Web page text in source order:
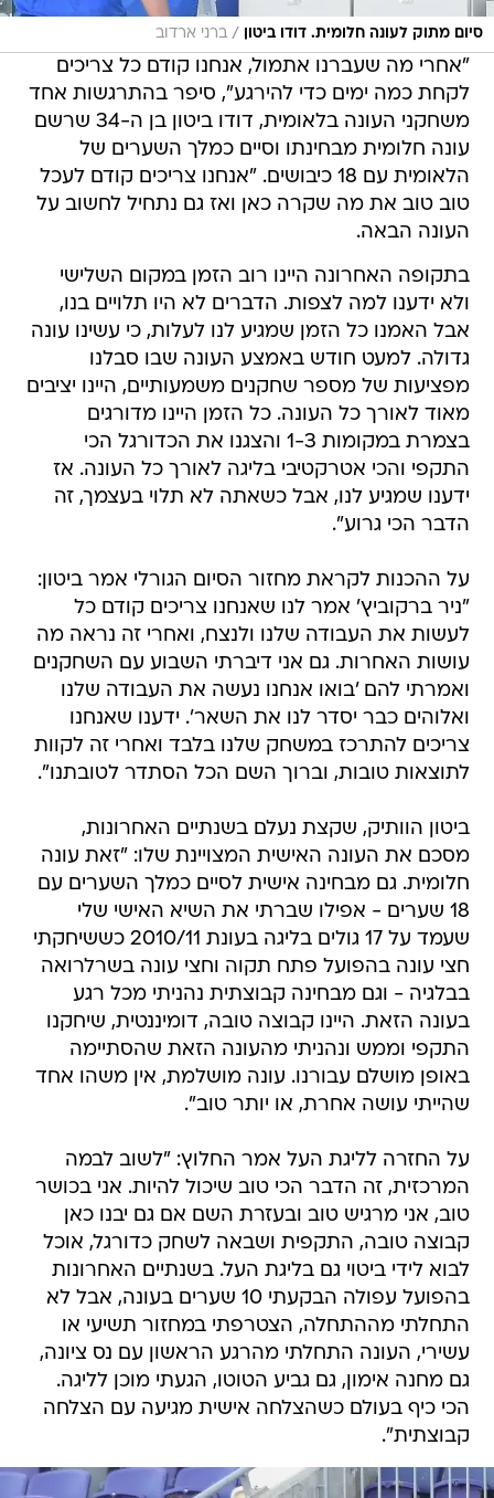
סיום מתוק לעונה חלומית. דודו ביטון / ברני ארדוב
"אחרי מה שעברנו אתמול, אנחנו קודם כל צריכים
לקחת כמה ימים כדי להירגע", סיפר בהתרגשות אחד
משחקני העונה בלאומית, דודו ביטון בן ה-34 שרשם
עונה חלומית מבחינתו וסיים כמלך השערים של
הלאומית עם 18 כיבושים. "אנחנו צריכים קודם לעכל
טוב טוב את מה שקרה כאן ואז גם נתחיל לחשוב על
העונה הבאה.
בתקופה האחרונה היינו רוב הזמן במקום השלישי
ולא ידענו למה לצפות. הדברים לא היו תלויים בנו,
אבל האמנו כל הזמן שמגיע לנו לעלות, כי עשינו עונה
גדולה. למעט חודש באמצע העונה שבו סבלנו
מפציעות של מספר שחקנים משמעותיים, היינו יציבים
מאוד לאורך כל העונה. כל הזמן היינו מדורגים
בצמרת במקומות 1-3 והצגנו את הכדורגל הכי
התקפי והכי אטרקטיבי בליגה לאורך כל העונה. אז
ידענו שמגיע לנו, אבל כשאתה לא תלוי בעצמך, זה
הדבר הכי גרוע".
על ההכנות לקראת מחזור הסיום הגורלי אמר ביטון:
"ניר ברקוביץ' אמר לנו שאנחנו צריכים קודם כל
לעשות את העבודה שלנו ולנצח, ואחרי זה נראה מה
עושות האחרות. גם אני דיברתי השבוע עם השחקנים
ואמרתי להם 'בואו אנחנו נעשה את העבודה שלנו
ואלוהים כבר יסדר לנו את השאר'. ידענו שאנחנו
צריכים להתרכז במשחק שלנו בלבד ואחרי זה לקוות
לתוצאות טובות, וברוך השם הכל הסתדר לטובתנו".
ביטון הוותיק, שקצת נעלם בשנתיים האחרונות,
מסכם את העונה האישית המצויינת שלו: "זאת עונה
חלומית. גם מבחינה אישית לסיים כמלך השערים עם
18 שערים - אפילו שברתי את השיא האישי שלי
שעמד על 17 גולים בליגה בעונת 2010/11 כששיחקתי
חצי עונה בהפועל פתח תקוה וחצי עונה בשרלרואה
בבלגיה - וגם מבחינה קבוצתית נהניתי מכל רגע
בעונה הזאת. היינו קבוצה טובה, דומיננטית, שיחקנו
התקפי וממש ונהניתי מהעונה הזאת שהסתיימה
באופן מושלם עבורנו. עונה מושלמת, אין משהו אחד
שהייתי עושה אחרת, או יותר טוב".
על החזרה לליגת העל אמר החלוץ: "לשוב לבמה
המרכזית, זה הדבר הכי טוב שיכול להיות. אני בכושר
טוב, אני מרגיש טוב ובעזרת השם אם גם יבנו כאן
קבוצה טובה, התקפית ושבאה לשחק כדורגל, אוכל
לבוא לידי ביטוי גם בליגת העל. בשנתיים האחרונות
בהפועל עפולה הבקעתי 10 שערים בעונה, אבל לא
התחלתי מההתחלה, הצטרפתי במחזור תשיעי או
עשירי, העונה התחלתי מהרגע הראשון עם נס ציונה,
גם מחנה אימון, גם גביע הטוטו, הגעתי מוכן לליגה.
הכי כיף בעולם כשהצלחה אישית מגיעה עם הצלחה
קבוצתית".